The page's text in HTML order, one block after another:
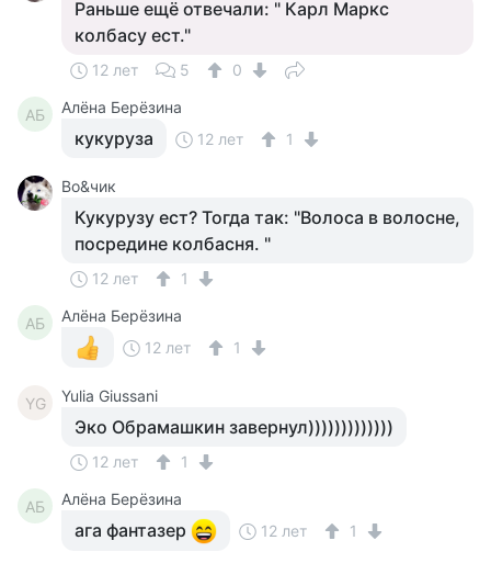
Раньше ещё отвечали: " Карл Маркс
колбасу ест."
12 лет 5 0
АБ Алёна Берёзина
кукуруза 12 лет 1
Во&чик
Кукурузу ест? Тогда так: "Волоса в волосне,
посредине колбасня. "
12 лет 1
АБ
Алёна Берёзина
12 лет
1
YG Yulia Giussani
Эко Обрамашкин завернул)))))))))))))
12 лет 1
АБ Алёна Берёзина
ага фантазер 12 лет 1